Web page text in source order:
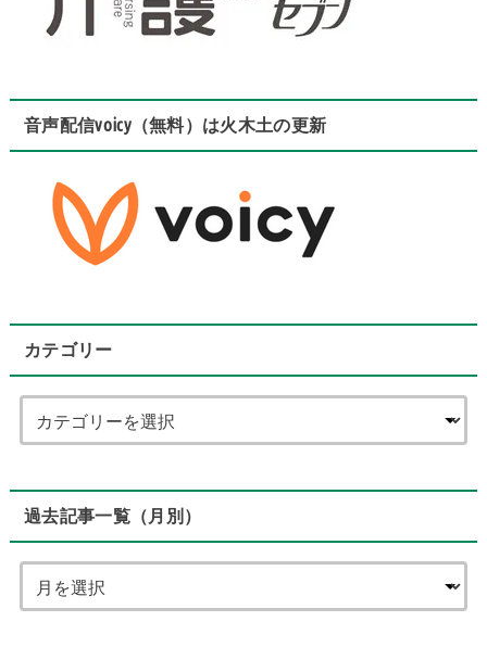
音声配信voicy（無料）は火木土の更新
カテゴリー
過去記事一覧（月別）